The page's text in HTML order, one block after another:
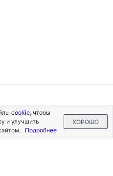
cookie, чтобы
и улучшить
Подробнее
ХОРОШО